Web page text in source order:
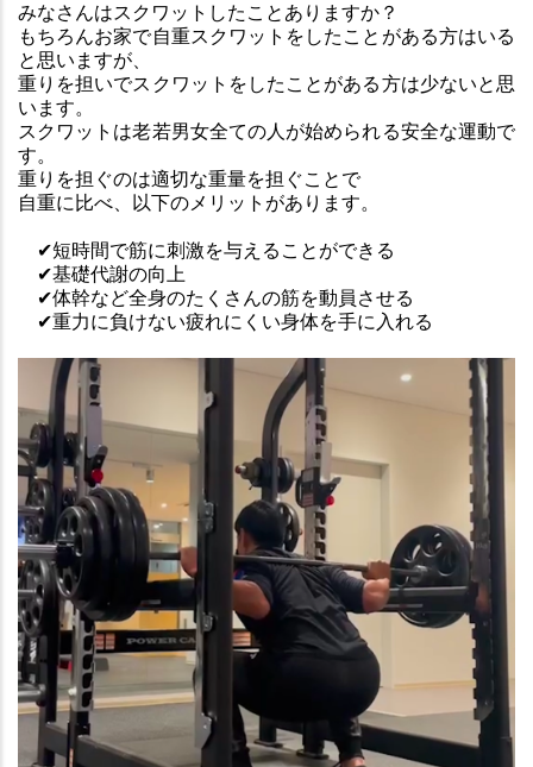
みなさんはスクワットしたことありますか？
もちろんお家で自重スクワットをしたことがある方はいる
と思いますが、
重りを担いでスクワットをしたことがある方は少ないと思
います。
スクワットは老若男女全ての人が始められる安全な運動で
す。
重りを担ぐのは適切な重量を担ぐことで
自重に比べ、以下のメリットがあります。
✔︎短時間で筋に刺激を与えることができる
✔︎基礎代謝の向上
✔︎体幹など全身のたくさんの筋を動員させる
✔︎重力に負けない疲れにくい身体を手に入れる